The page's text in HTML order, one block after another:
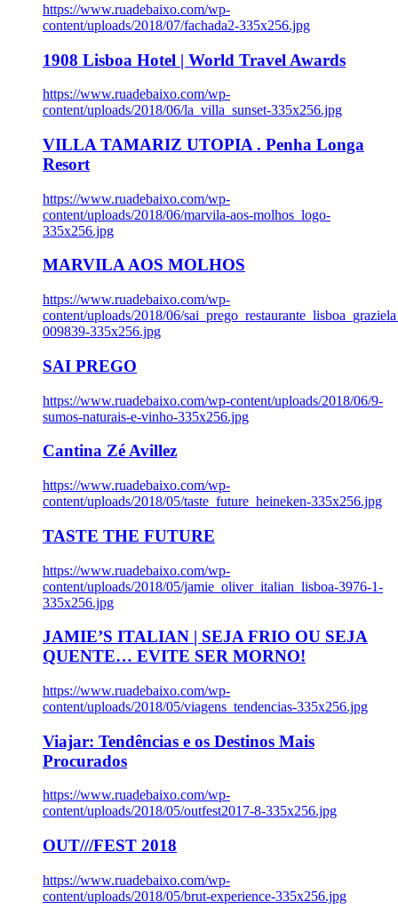
https://www.ruadebaixo.com/wp-
content/uploads/2018/07/fachada2-335x256.jpg
1908 Lisboa Hotel | World Travel Awards
https://www.ruadebaixo.com/wp-
content/uploads/2018/06/la_villa_sunset-335x256.jpg
VILLA TAMARIZ UTOPIA . Penha Longa
Resort
https://www.ruadebaixo.com/wp-
content/uploads/2018/06/marvila-aos-molhos_logo-
335x256.jpg
MARVILA AOS MOLHOS
https://www.ruadebaixo.com/wp-
content/uploads/2018/06/
009839-335x256.jpg
SAI PREGO
https://www.ruadebaixo.com/wp-content/uploads/2018/06/9-
sumos-naturais-e-vinho-335x256.jpg
Cantina Zé Avillez
https://www.ruadebaixo.com/wp-
content/uploads/2018/05/taste_future_heineken-335x256.jpg
TASTE THE FUTURE
https://www.ruadebaixo.com/wp-
content/uploads/2018/05/jamie_oliver_italian_lisboa-3976-1-
335x256.jpg
JAMIE’S ITALIAN | SEJA FRIO OU SEJA
QUENTE… EVITE SER MORNO!
https://www.ruadebaixo.com/wp-
content/uploads/2018/05/viagens_tendencias-335x256.jpg
Viajar: Tendências e os Destinos Mais
Procurados
https://www.ruadebaixo.com/wp-
content/uploads/2018/05/outfest2017-8-335x256.jpg
OUT///FEST 2018
https://www.ruadebaixo.com/wp-
content/uploads/2018/05/brut-experience-335x256.jpg